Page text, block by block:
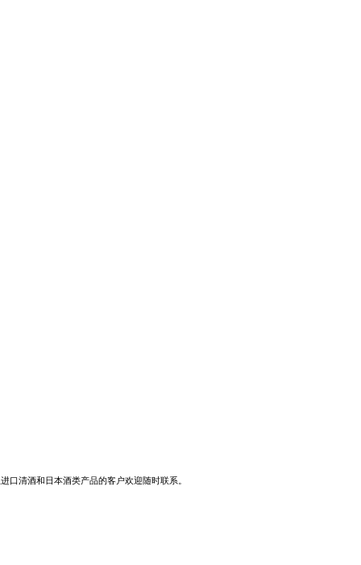
口清酒和日本酒类产品的客户欢迎随时联系。